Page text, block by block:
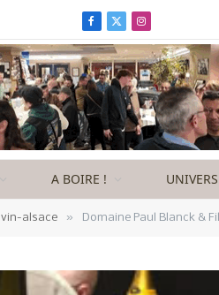
Facebook
X
(Twitter)
Instagram
A BOIRE !
vin-alsace » Domaine Paul Blanck &